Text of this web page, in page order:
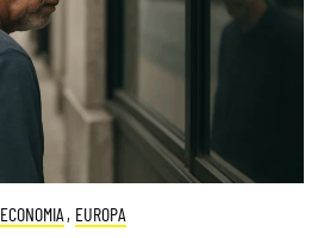
ECONOMIA , EUROPA